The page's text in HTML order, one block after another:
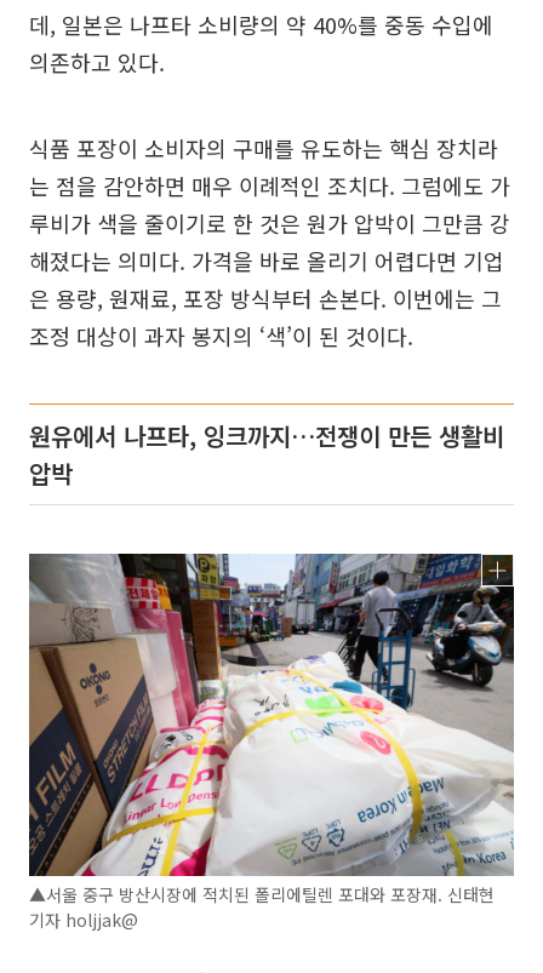
데, 일본은 나프타 소비량의 약 40%를 중동 수입에
의존하고 있다.
식품 포장이 소비자의 구매를 유도하는 핵심 장치라
는 점을 감안하면 매우 이례적인 조치다. 그럼에도 가
루비가 색을 줄이기로 한 것은 원가 압박이 그만큼 강
해졌다는 의미다. 가격을 바로 올리기 어렵다면 기업
은 용량, 원재료, 포장 방식부터 손본다. 이번에는 그
조정 대상이 과자 봉지의 ‘색’이 된 것이다.
원유에서 나프타, 잉크까지…전쟁이 만든 생활비
압박
▲서울 중구 방산시장에 적치된 폴리에틸렌 포대와 포장재. 신태현
기자 holjjak@